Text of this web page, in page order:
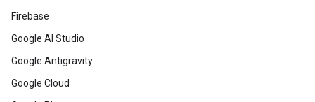
Firebase
Google AI Studio
Google Antigravity
Google Cloud